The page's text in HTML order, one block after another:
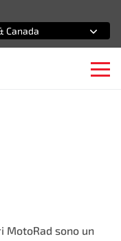
Canada
MotoRad sono un